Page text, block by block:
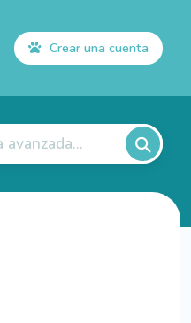
Crear una cuenta
avanzada...